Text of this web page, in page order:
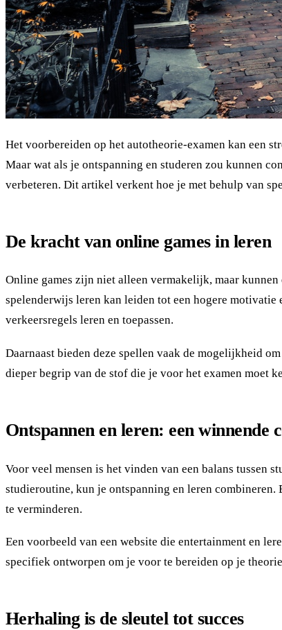
Het voorbereiden op het autotheorie-examen kan een
Maar wat als je ontspanning en studeren zou kunnen
verbeteren. Dit artikel verkent hoe je met behulp van
De kracht van online games in leren
Online games zijn niet alleen vermakelijk, maar
spelenderwijs leren kan leiden tot een hogere
verkeersregels leren en toepassen.
Daarnaast bieden deze spellen vaak de mogelijkheid
dieper begrip van de stof die je voor het examen moet
Ontspannen en leren: een winnende
Voor veel mensen is het vinden van een balans tussen
studieroutine, kun je ontspanning en leren combineren.
te verminderen.
Een voorbeeld van een website die entertainment en
specifiek ontworpen om je voor te bereiden op je
Herhaling is de sleutel tot succes